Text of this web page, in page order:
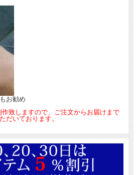
お勧め
致しますので、ご注文からお届けまで
だいております。